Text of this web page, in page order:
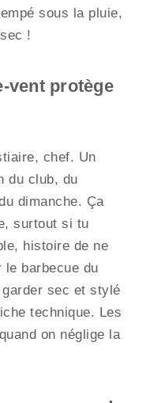
sous la pluie,
!
vent protège
chef. Un
du club, du
dimanche. Ça
surtout si tu
histoire de ne
barbecue du
sec et stylé
technique. Les
on néglige la